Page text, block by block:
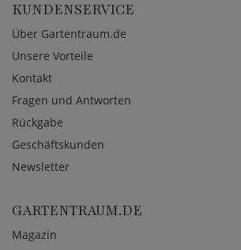
KUNDENSERVICE
Über Gartentraum.de
Unsere Vorteile
Kontakt
Fragen und Antworten
Rückgabe
Geschäftskunden
Newsletter
GARTENTRAUM.DE
Magazin